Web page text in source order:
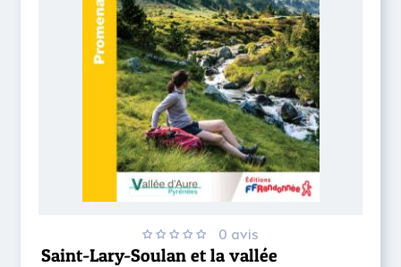
0 avis
Saint-Lary-Soulan et la vallée